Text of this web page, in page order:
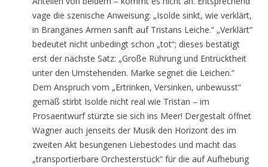
vage die szenische Anweisung: „Isolde sinkt, wie verklärt,
in Brangänes Armen sanft auf Tristans Leiche.“ „Verklärt“
bedeutet nicht unbedingt schon „tot“; dieses bestätigt
erst der nächste Satz: „Große Rührung und Entrücktheit
unter den Umstehenden. Marke segnet die Leichen.“
Dem Anspruch vom „Ertrinken, Versinken, unbewusst“
gemäß stirbt Isolde nicht real wie Tristan – im
Prosaentwurf stürzte sie sich ins Meer! Dergestalt öffnet
Wagner auch jenseits der Musik den Horizont des im
zweiten Akt besungenen Liebestodes und macht das
„transportierbare Orchesterstück“ für die auf Aufhebung